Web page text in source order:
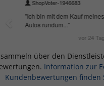
über den
Information zur
Kundenbewertungen finden